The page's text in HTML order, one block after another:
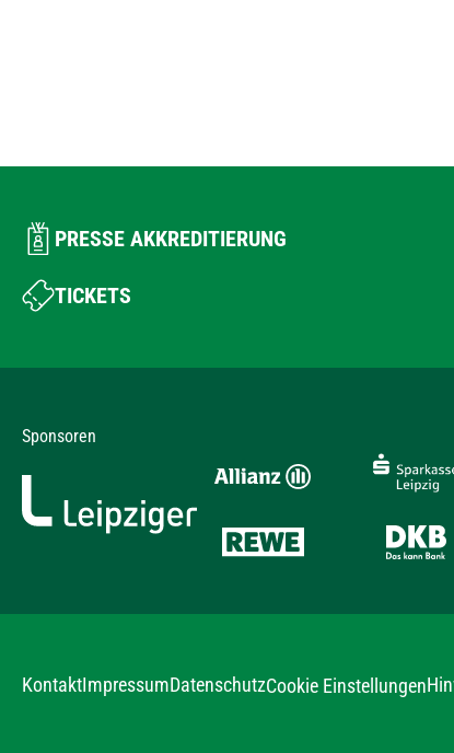
PRESSE AKKREDITIERUNG
TICKETS
Sponsoren
KontaktImpressumDatenschutzCookie Einstellungen